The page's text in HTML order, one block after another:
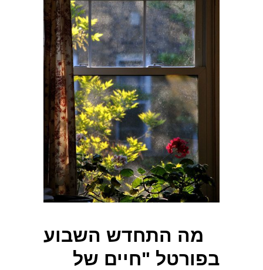
מה התחדש השבוע
בפורטל "חיים של